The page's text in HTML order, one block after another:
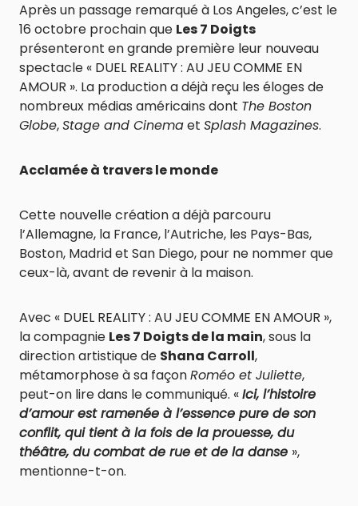
Après un passage remarqué à Los Angeles, c’est le
16 octobre prochain que Les 7 Doigts
présenteront en grande première leur nouveau
spectacle « DUEL REALITY : AU JEU COMME EN
AMOUR ». La production a déjà reçu les éloges de
nombreux médias américains dont The Boston
Globe,Stage and Cinemaet Splash Magazines.
Acclamée à travers le monde
Cette nouvelle création a déjà parcouru
l’Allemagne, la France, l’Autriche, les Pays-Bas,
Boston, Madrid et San Diego, pour ne nommer que
ceux-là, avant de revenir à la maison.
Avec « DUEL REALITY : AU JEU COMME EN AMOUR »,
la compagnie Les 7 Doigts de la main, sous la
direction artistique de Shana Carroll,
métamorphose à sa façonRoméo et Juliette,
peut-on lire dans le communiqué. «Ici, l’histoire
d’amour est ramenée à l’essence pure de son
conflit, qui tient à la fois de la prouesse, du
théâtre, du combat de rue et de la danse »,
mentionne-t-on.